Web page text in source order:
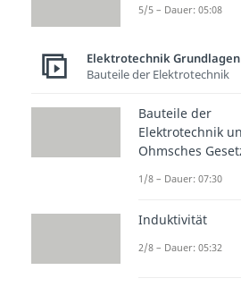
5/5 – Dauer: 05:08
Elektrotechnik Grundlagen
Bauteile der Elektrotechnik
Bauteile der
Elektrotechnik
Ohmsches
1/8 – Dauer: 07:30
Induktivität
2/8 – Dauer: 05:32